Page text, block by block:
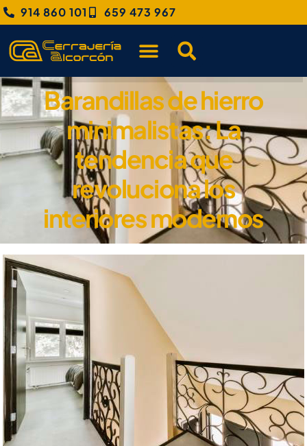
914 860 101 659 473 967
Barandillas de hierro
minimalistas: La
tendencia que
revoluciona los
interiores modernos